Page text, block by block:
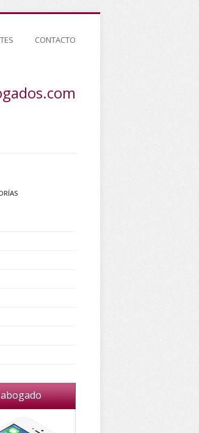
CONTACTO